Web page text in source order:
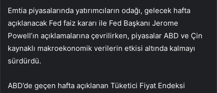
Emtia piyasalarında yatırımcıların odağı, gelecek hafta
açıklanacak Fed faiz kararı ile Fed Başkanı Jerome
Powell’ın açıklamalarına çevrilirken, piyasalar ABD ve Çin
kaynaklı makroekonomik verilerin etkisi altında kalmayı
sürdürdü.
ABD’de geçen hafta açıklanan Tüketici Fiyat Endeksi